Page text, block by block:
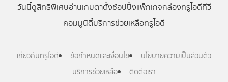
วันนี้ดูสิทธิพิเศษอ่านเกมตาตั้งช้อปปิ้งแพ็กเกจกล่องทรูไอดีทีวี
คอมมูนิตี้บริการช่วยเหลือทรูไอดี
เกี่ยวกับทรูไอดี ข้อกำหนดและเงื่อนไข
นโยบายความเป็นส่วนตัว
บริการช่วยเหลือ
ติดต่อเรา